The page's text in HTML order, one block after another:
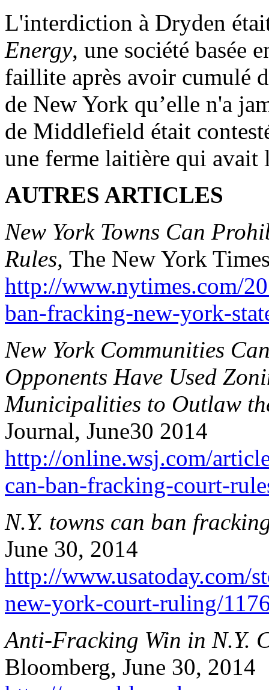
L'interdiction à Dryden
Energy, une société basée
faillite après avoir cumulé
de New York qu’elle n'a
de Middlefield était
une ferme laitière qui avait
AUTRES ARTICLES
New York Towns Can
Rules, The New York
http://www.nytimes.com/
ban-fracking-new-york-
New York Communities
Opponents Have Used
Municipalities to Outlaw
Journal, June30 2014
http://online.wsj.com/
can-ban-fracking-court-
N.Y. towns can ban
June 30, 2014
http://www.usatoday.com/
new-york-court-ruling/
Anti-Fracking Win in N.Y.
Bloomberg, June 30, 2014